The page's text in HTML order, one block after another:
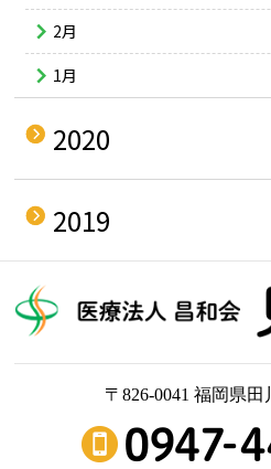
2月
1月
2020
2019
〒826-0041 福岡県